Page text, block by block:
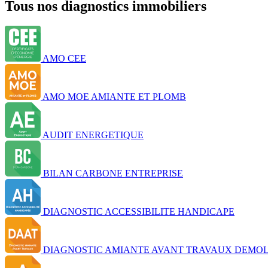
Tous nos diagnostics immobiliers
AMO CEE
AMO MOE AMIANTE ET PLOMB
AUDIT ENERGETIQUE
BILAN CARBONE ENTREPRISE
DIAGNOSTIC ACCESSIBILITE HANDICAPE
DIAGNOSTIC AMIANTE AVANT TRAVAUX